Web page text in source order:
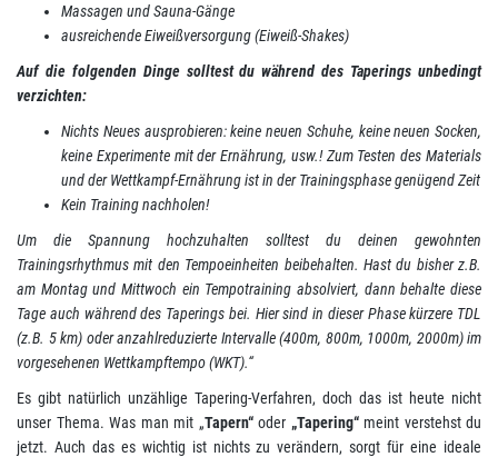
Massagen und Sauna-Gänge
ausreichende Eiweißversorgung (Eiweiß-Shakes)
Auf die folgenden Dinge solltest du während des Taperings unbedingt
verzichten:
Nichts Neues ausprobieren: keine neuen Schuhe, keine neuen Socken,
keine Experimente mit der Ernährung, usw.! Zum Testen des Materials
und der Wettkampf-Ernährung ist in der Trainingsphase genügend Zeit
Kein Training nachholen!
Um die Spannung hochzuhalten solltest du deinen gewohnten
Trainingsrhythmus mit den Tempoeinheiten beibehalten. Hast du bisher z.B.
am Montag und Mittwoch ein Tempotraining absolviert, dann behalte diese
Tage auch während des Taperings bei. Hier sind in dieser Phase kürzere TDL
(z.B. 5 km) oder anzahlreduzierte Intervalle (400m, 800m, 1000m, 2000m) im
vorgesehenen Wettkampftempo (WKT).“
Es gibt natürlich unzählige Tapering-Verfahren, doch das ist heute nicht
unser Thema. Was man mit „Tapern“oder „Tapering“meint verstehst du
jetzt. Auch das es wichtig ist nichts zu verändern, sorgt für eine ideale